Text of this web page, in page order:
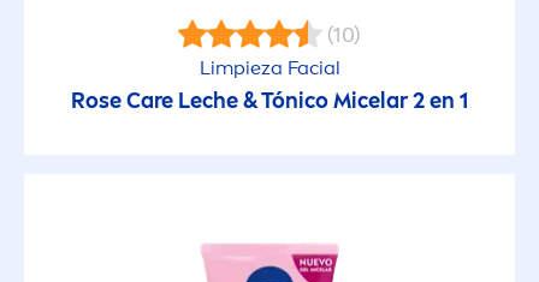
(10)
Limpieza Facial
RoseCare Leche & Tónico Micelar 2 en 1